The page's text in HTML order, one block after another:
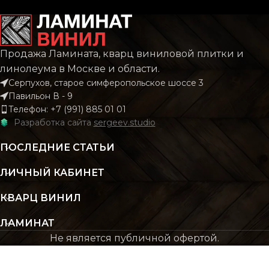
Продажа Ламината, кварц виниловой плитки и
линолеума в Москве и области.
Серпухов, старое симферопольское шоссе 3
Павильон В - 9
Телефон: +7 (991) 885 01 01
Разработка сайта sergeev.studio
ПОСЛЕДНИЕ СТАТЬИ
ЛИЧНЫЙ КАБИНЕТ
КВАРЦ ВИНИЛ
ЛАМИНАТ
Не является публичной офертой.